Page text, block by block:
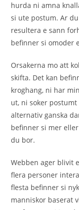
hurda ni amna
si ute postum. Ar
resultera e sann
befinner si omoder
Orsakerna mo att
skifta. Det kan
kroghang, ni har
ut, ni soker
alternativ ganska
befinner si mer
du bor.
Webben ager blivit
flera personer
flesta befinner si
manniskor baserat